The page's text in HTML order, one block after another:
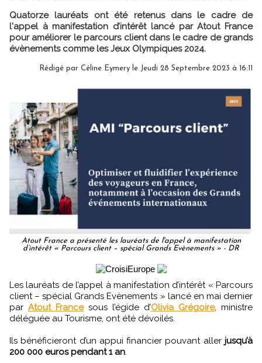
Quatorze lauréats ont été retenus dans le cadre de
l'appel à manifestation d’intérêt lancé par Atout France
pour améliorer le parcours client dans le cadre de grands
évènements comme les Jeux Olympiques 2024.
Rédigé par Céline Eymery le Jeudi 28 Septembre 2023 à 16:11
Atout France a présenté les lauréats de l'appel à manifestation
d’intérêt « Parcours client – spécial Grands Evènements » - DR
Les lauréats de l’appel à manifestation d’intérêt « Parcours
client – spécial Grands Evènements » lancé en mai dernier
par Atout Francesous l’égide d’Olivia Grégoire, ministre
déléguée au Tourisme, ont été dévoilés.
Ils bénéficieront d’un appui financier pouvant allerjusqu’à
200 000 euros pendant 1 an